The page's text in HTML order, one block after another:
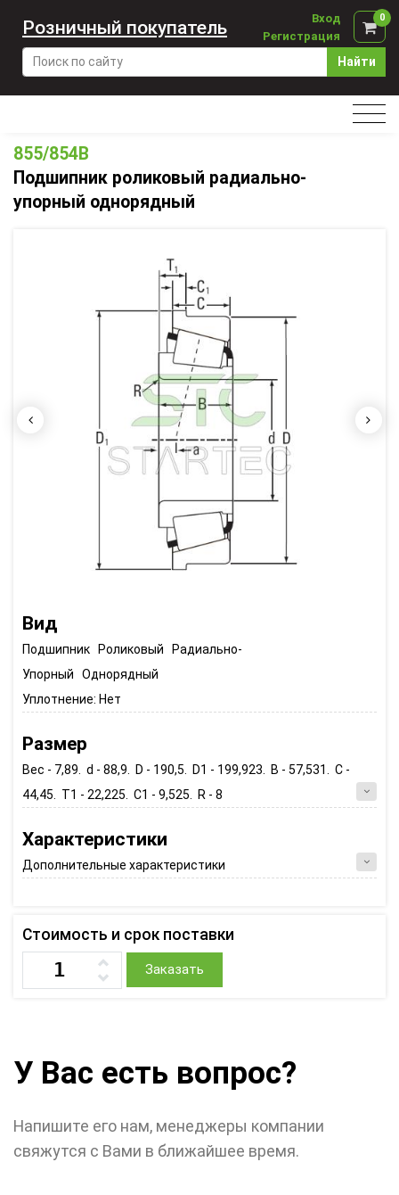
Найти
Вход
Регистрация
0
Розничный покупатель
855/854B
Подшипник роликовый радиально-
упорный однорядный
Вид
Подшипник Роликовый Радиально-
Упорный Однорядный
Уплотнение: Нет
Размер
Вес - 7,89. d - 88,9. D - 190,5. D1 - 199,923. B - 57,531. C -
44,45. T1 - 22,225. C1 - 9,525. R - 8
Характеристики
Дополнительные характеристики
Стоимость и срок поставки
Заказать
У Вас есть вопрос?
Напишите его нам, менеджеры компании
свяжутся с Вами в ближайшее время.